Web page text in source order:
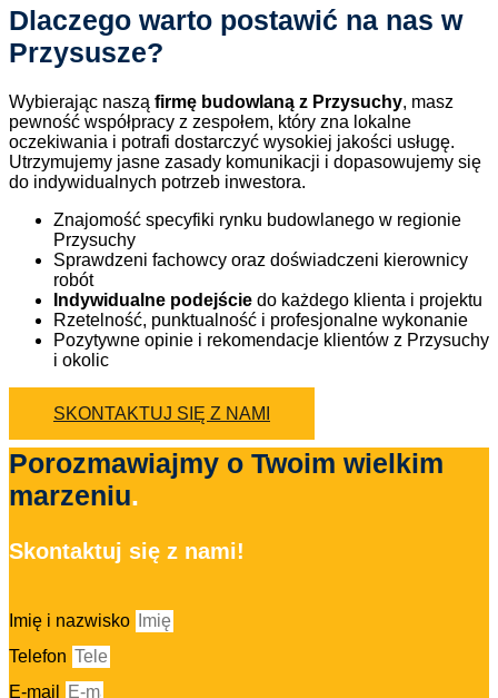
Dlaczego warto postawić na nas w
Przysusze?
Wybierając naszą firmę budowlaną z Przysuchy, masz
pewność współpracy z zespołem, który zna lokalne
oczekiwania i potrafi dostarczyć wysokiej jakości usługę.
Utrzymujemy jasne zasady komunikacji i dopasowujemy się
do indywidualnych potrzeb inwestora.
Znajomość specyfiki rynku budowlanego w regionie
Przysuchy
Sprawdzeni fachowcy oraz doświadczeni kierownicy
robót
Indywidualne podejście do każdego klienta i projektu
Rzetelność, punktualność i profesjonalne wykonanie
Pozytywne opinie i rekomendacje klientów z Przysuchy
i okolic
SKONTAKTUJ SIĘ Z NAMI
Porozmawiajmy o Twoim wielkim
marzeniu.
Skontaktuj się z nami!
Imię i nazwisko
Telefon
E-mail